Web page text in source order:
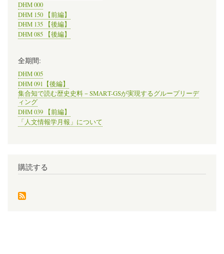
DHM 000
DHM 150 【前編】
DHM 135 【後編】
DHM 085 【後編】
全期間:
DHM 005
DHM 091【後編】
集合知で読む歴史史料－SMART-GSが実現するグループリーデ
ィング
DHM 039 【前編】
「人文情報学月報」について
購読する